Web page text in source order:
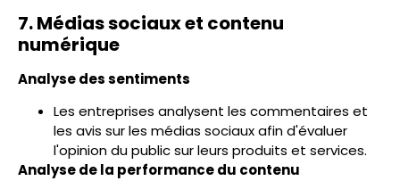
7. Médias sociaux et contenu
numérique
Analyse des sentiments
Les entreprises analysent les commentaires et
les avis sur les médias sociaux afin d'évaluer
l'opinion du public sur leurs produits et services.
Analyse de la performance du contenu